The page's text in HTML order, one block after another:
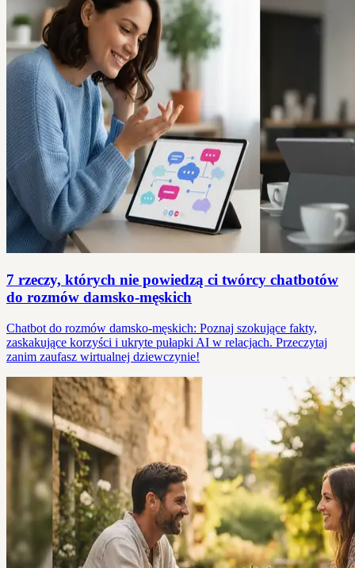
7 rzeczy, których nie powiedzą ci twórcy chatbotów
do rozmów damsko-męskich
Chatbot do rozmów damsko-męskich: Poznaj szokujące fakty,
zaskakujące korzyści i ukryte pułapki AI w relacjach. Przeczytaj
zanim zaufasz wirtualnej dziewczynie!